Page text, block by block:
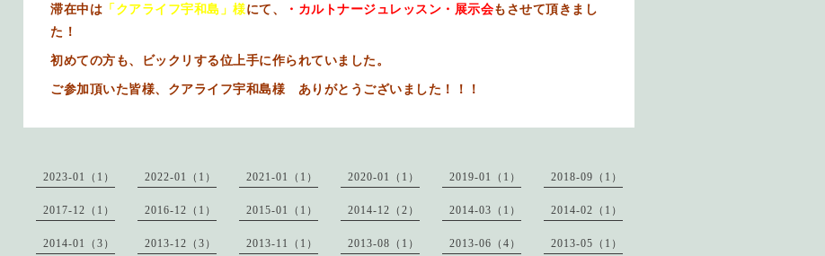
滞在中は 「クアライフ宇和島」様にて、 ・カルトナージュレッスン・展示会もさせて頂きまし
た！
初めての方も、ビックリする位上手に作られていました。
ご参加頂いた皆様、クアライフ宇和島様 ありがとうございました！！！
2023-01（1） 2022-01（1） 2021-01（1） 2020-01（1） 2019-01（1） 2018-09（1）
2017-12（1） 2016-12（1） 2015-01（1） 2014-12（2） 2014-03（1） 2014-02（1）
2014-01（3） 2013-12（3） 2013-11（1） 2013-08（1） 2013-06（4） 2013-05（1）